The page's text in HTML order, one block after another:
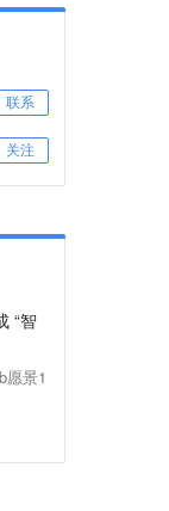
联系
关注
“智
愿景1